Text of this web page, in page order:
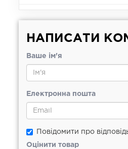
НАПИСАТИ
Ваше ім'я
Електронна пошта
Повідомити про
Оцінити товар